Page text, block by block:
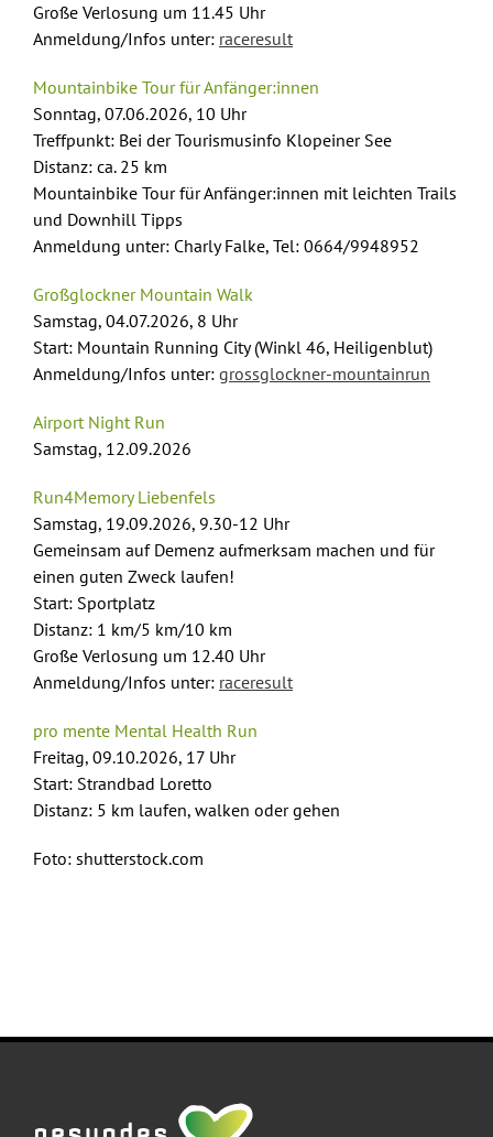
Große Verlosung um 11.45 Uhr
Anmeldung/Infos unter: raceresult
Mountainbike Tour für Anfänger:innen
Sonntag, 07.06.2026, 10 Uhr
Treffpunkt: Bei der Tourismusinfo Klopeiner See
Distanz: ca. 25 km
Mountainbike Tour für Anfänger:innen mit leichten Trails
und Downhill Tipps
Anmeldung unter: Charly Falke, Tel: 0664/9948952
Großglockner Mountain Walk
Samstag, 04.07.2026, 8 Uhr
Start: Mountain Running City (Winkl 46, Heiligenblut)
Anmeldung/Infos unter: grossglockner-mountainrun
Airport Night Run
Samstag, 12.09.2026
Run4Memory Liebenfels
Samstag, 19.09.2026, 9.30-12 Uhr
Gemeinsam auf Demenz aufmerksam machen und für
einen guten Zweck laufen!
Start: Sportplatz
Distanz: 1 km/5 km/10 km
Große Verlosung um 12.40 Uhr
Anmeldung/Infos unter: raceresult
pro mente Mental Health Run
Freitag, 09.10.2026, 17 Uhr
Start: Strandbad Loretto
Distanz: 5 km laufen, walken oder gehen
Foto: shutterstock.com